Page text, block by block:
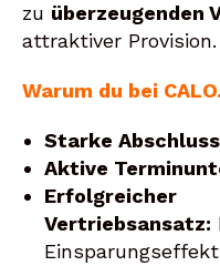
zu überzeugenden
attraktiver Provision.
Warum du bei
Starke
Aktive
Erfolgreicher
Vertriebsansatz: